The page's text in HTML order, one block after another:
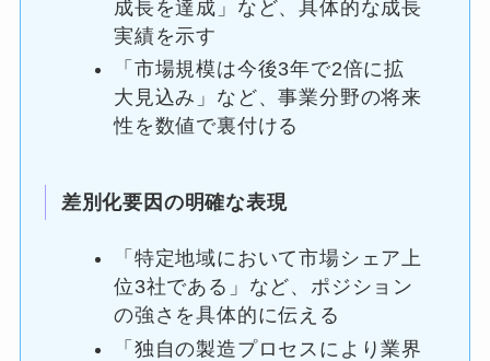
成長を達成」など、具体的な成長
実績を示す
「市場規模は今後3年で2倍に拡
大見込み」など、事業分野の将来
性を数値で裏付ける
差別化要因の明確な表現
「特定地域において市場シェア上
位3社である」など、ポジション
の強さを具体的に伝える
「独自の製造プロセスにより業界